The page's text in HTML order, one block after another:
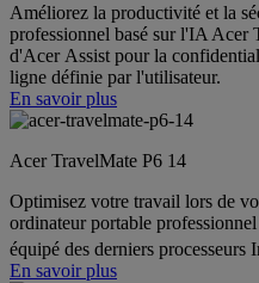
Améliorez la productivité et la
professionnel basé sur l'IA Acer
d'Acer Assist pour la
ligne définie par l'utilisateur.
En savoir plus
Acer TravelMate P6 14
Optimisez votre travail lors de
ordinateur portable
équipé des derniers processeurs
En savoir plus